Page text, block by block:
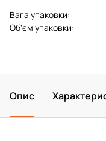
Вага упаковки:
Об'єм упаковки:
Опис